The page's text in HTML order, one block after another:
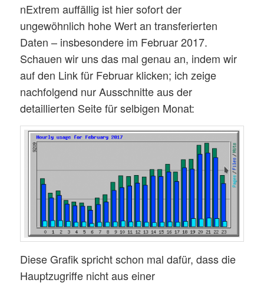
nExtrem auffällig ist hier sofort der
ungewöhnlich hohe Wert an transferierten
Daten – insbesondere im Februar 2017.
Schauen wir uns das mal genau an, indem wir
auf den Link für Februar klicken; ich zeige
nachfolgend nur Ausschnitte aus der
detaillierten Seite für selbigen Monat:
Diese Grafik spricht schon mal dafür, dass die
Hauptzugriffe nicht aus einer